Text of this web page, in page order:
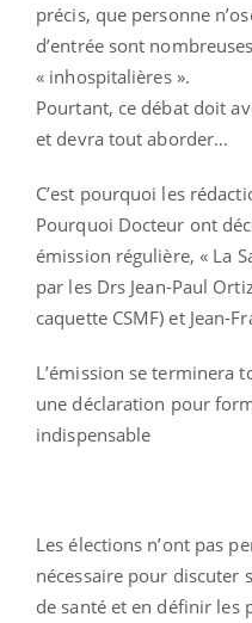
précis, que personne
d’entrée sont
« inhospitalières ».
Pourtant, ce débat doit
et devra tout aborder…
C’est pourquoi les
Pourquoi Docteur ont
émission régulière, « La
par les Drs Jean-Paul
caquette CSMF) et Jean-
L’émission se terminera
une déclaration pour
indispensable
Les élections n’ont pas
nécessaire pour discuter
de santé et en définir les